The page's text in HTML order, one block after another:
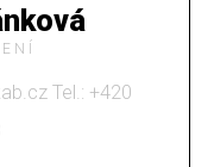
Tel.: +420